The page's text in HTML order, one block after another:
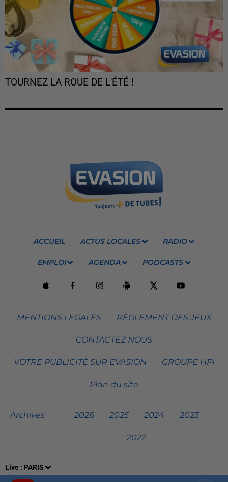
Live : PARIS
TOURNEZ LA ROUE DE L'ÉTÉ !
ACCUEIL ACTUS LOCALES RADIO
EMPLOI AGENDA PODCASTS
MENTIONS LEGALES RÈGLEMENT DES JEUX
CONTACTEZ NOUS
VOTRE PUBLICITÉ SUR EVASION GROUPE HPI
Plan du site
Archives 2026 2025 2024 2023
2022